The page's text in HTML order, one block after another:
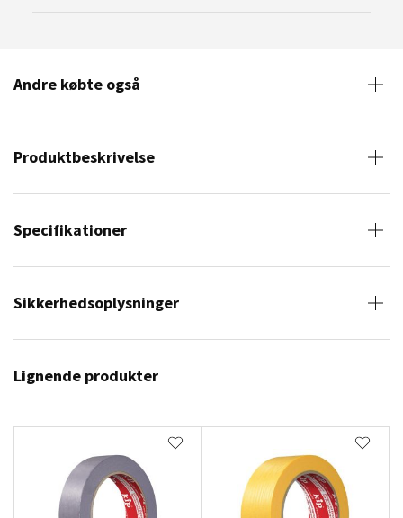
Andre købte også
Produktbeskrivelse
Specifikationer
Sikkerhedsoplysninger
Lignende produkter